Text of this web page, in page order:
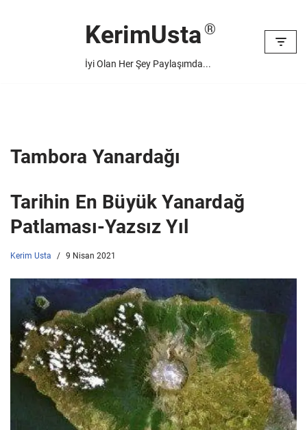
KerimUsta
İyi Olan Her Şey Paylaşımda...
Tambora Yanardağı
Tarihin En Büyük Yanardağ
Patlaması-Yazsız Yıl
Kerim Usta 9 Nisan 2021